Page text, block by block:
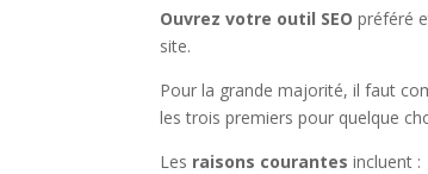
Ouvrez votre outil SEO préféré
site.
Pour la grande majorité, il faut
les trois premiers pour quelque
Les raisons courantes incluent :